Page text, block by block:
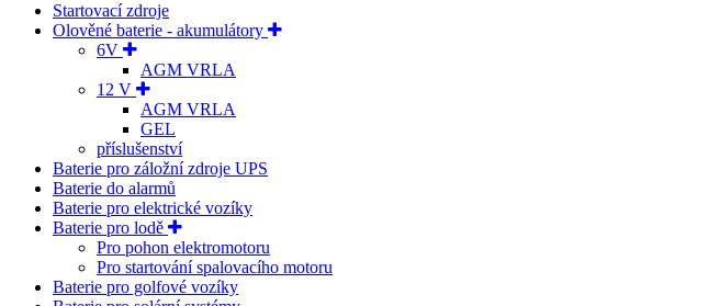
Startovací zdroje
Olověné baterie - akumulátory
6V
AGM VRLA
12 V
AGM VRLA
GEL
příslušenství
Baterie pro záložní zdroje UPS
Baterie do alarmů
Baterie pro elektrické vozíky
Baterie pro lodě
Pro pohon elektromotoru
Pro startování spalovacího motoru
Baterie pro golfové vozíky